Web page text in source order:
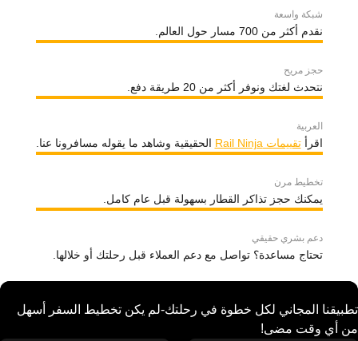
شبكة واسعة
نقدم أكثر من 700 مسار حول العالم.
حجز مريح
نتحدث لغتك ونوفر أكثر من 20 طريقة دفع.
العربية
اقرأتقييمات Rail Ninja الحقيقية وشاهد ما يقوله مسافرونا عنا.
تخطيط مرن
يمكنك حجز تذاكر القطار بسهولة قبل عام كامل.
دعم بشري حقيقي
تحتاج مساعدة؟ تواصل مع دعم العملاء قبل رحلتك أو خلالها.
تطبيقنا المجاني لكل خطوة في رحلتك-لم يكن تخطيط السفر أسهل
من أي وقت مضى!